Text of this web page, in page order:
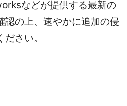
などが提供する最新の
認の上、速やかに追加の侵
さい。